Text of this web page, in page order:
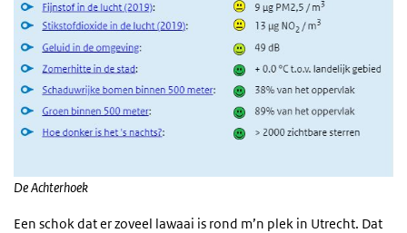
De Achterhoek
Een schok dat er zoveel lawaai is rond m’n plek in Utrecht. Dat